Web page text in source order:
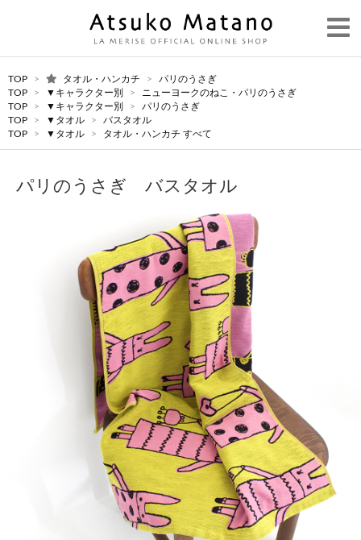
TOP > タオル・ハンカチ >
パリのうさぎ
TOP
> ▼キャラクター別 >
ニューヨークのねこ・パリのうさぎ
TOP
> ▼キャラクター別 >
パリのうさぎ
TOP
> ▼タオル >
バスタオル
TOP
> ▼タオル > タオル・ハンカチ すべて
パリのうさぎ バスタオル